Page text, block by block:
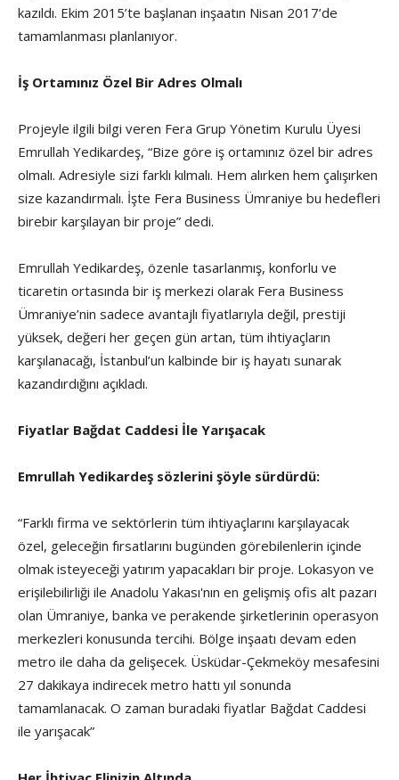
kazıldı. Ekim 2015’te başlanan inşaatın Nisan 2017’de
tamamlanması planlanıyor.
İş Ortamınız Özel Bir Adres Olmalı
Projeyle ilgili bilgi veren Fera Grup Yönetim Kurulu Üyesi
Emrullah Yedikardeş, “Bize göre iş ortamınız özel bir adres
olmalı. Adresiyle sizi farklı kılmalı. Hem alırken hem çalışırken
size kazandırmalı. İşte Fera Business Ümraniye bu hedefleri
birebir karşılayan bir proje” dedi.
Emrullah Yedikardeş, özenle tasarlanmış, konforlu ve
ticaretin ortasında bir iş merkezi olarak Fera Business
Ümraniye’nin sadece avantajlı fiyatlarıyla değil, prestiji
yüksek, değeri her geçen gün artan, tüm ihtiyaçların
karşılanacağı, İstanbul’un kalbinde bir iş hayatı sunarak
kazandırdığını açıkladı.
Fiyatlar Bağdat Caddesi İle Yarışacak
Emrullah Yedikardeş sözlerini şöyle sürdürdü:
“Farklı firma ve sektörlerin tüm ihtiyaçlarını karşılayacak
özel, geleceğin fırsatlarını bugünden görebilenlerin içinde
olmak isteyeceği yatırım yapacakları bir proje. Lokasyon ve
erişilebilirliği ile Anadolu Yakası'nın en gelişmiş ofis alt pazarı
olan Ümraniye, banka ve perakende şirketlerinin operasyon
merkezleri konusunda tercihi. Bölge inşaatı devam eden
metro ile daha da gelişecek. Üsküdar-Çekmeköy mesafesini
27 dakikaya indirecek metro hattı yıl sonunda
tamamlanacak. O zaman buradaki fiyatlar Bağdat Caddesi
ile yarışacak”